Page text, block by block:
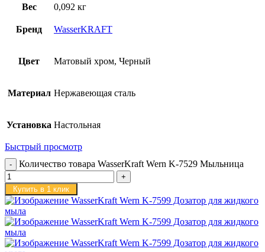
Вес
0,092 кг
Бренд WasserKRAFT
Цвет Матовый хром, Черный
Материал Нержавеющая сталь
Установка Настольная
Быстрый просмотр
Количество товара WasserKraft Wern K-7529 Мыльница
Купить в 1 клик